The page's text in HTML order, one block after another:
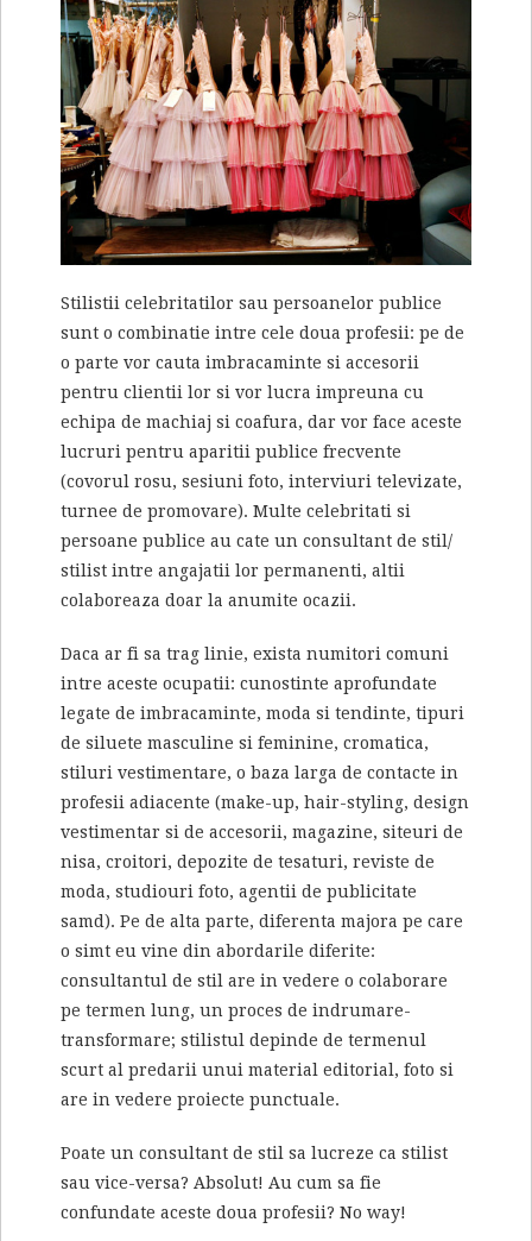
Stilistii celebritatilor sau persoanelor publice
sunt o combinatie intre cele doua profesii: pe de
o parte vor cauta imbracaminte si accesorii
pentru clientii lor si vor lucra impreuna cu
echipa de machiaj si coafura, dar vor face aceste
lucruri pentru aparitii publice frecvente
(covorul rosu, sesiuni foto, interviuri televizate,
turnee de promovare). Multe celebritati si
persoane publice au cate un consultant de stil/
stilist intre angajatii lor permanenti, altii
colaboreaza doar la anumite ocazii.
Daca ar fi sa trag linie, exista numitori comuni
intre aceste ocupatii: cunostinte aprofundate
legate de imbracaminte, moda si tendinte, tipuri
de siluete masculine si feminine, cromatica,
stiluri vestimentare, o baza larga de contacte in
profesii adiacente (make-up, hair-styling, design
vestimentar si de accesorii, magazine, siteuri de
nisa, croitori, depozite de tesaturi, reviste de
moda, studiouri foto, agentii de publicitate
samd). Pe de alta parte, diferenta majora pe care
o simt eu vine din abordarile diferite:
consultantul de stil are in vedere o colaborare
pe termen lung, un proces de indrumare-
transformare; stilistul depinde de termenul
scurt al predarii unui material editorial, foto si
are in vedere proiecte punctuale.
Poate un consultant de stil sa lucreze ca stilist
sau vice-versa? Absolut! Au cum sa fie
confundate aceste doua profesii? No way!